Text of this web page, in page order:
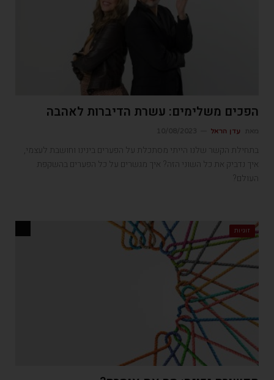
הפכים משלימים: עשרת הדיברות לאהבה
עדן הראל
בתחילת הקשר שלנו הייתי מסתכלת על הפערים בינינו וחושבת לעצמי,
איך נדביק את כל השוני הזה? איך מגשרים על כל הפערים בהשקפת
העולם?
זוגיות